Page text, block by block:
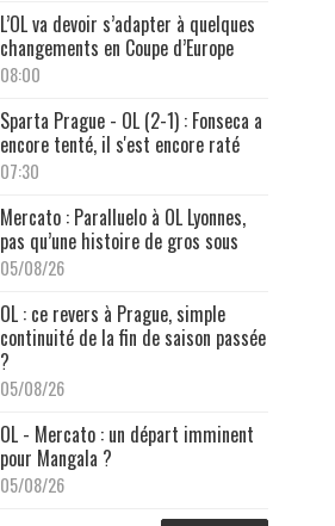
L’OL va devoir s’adapter à quelques
changements en Coupe d’Europe
08:00
Sparta Prague - OL (2-1) : Fonseca a
encore tenté, il s'est encore raté
07:30
Mercato : Paralluelo à OL Lyonnes,
pas qu’une histoire de gros sous
05/08/26
OL : ce revers à Prague, simple
continuité de la fin de saison passée
?
05/08/26
OL - Mercato : un départ imminent
pour Mangala ?
05/08/26